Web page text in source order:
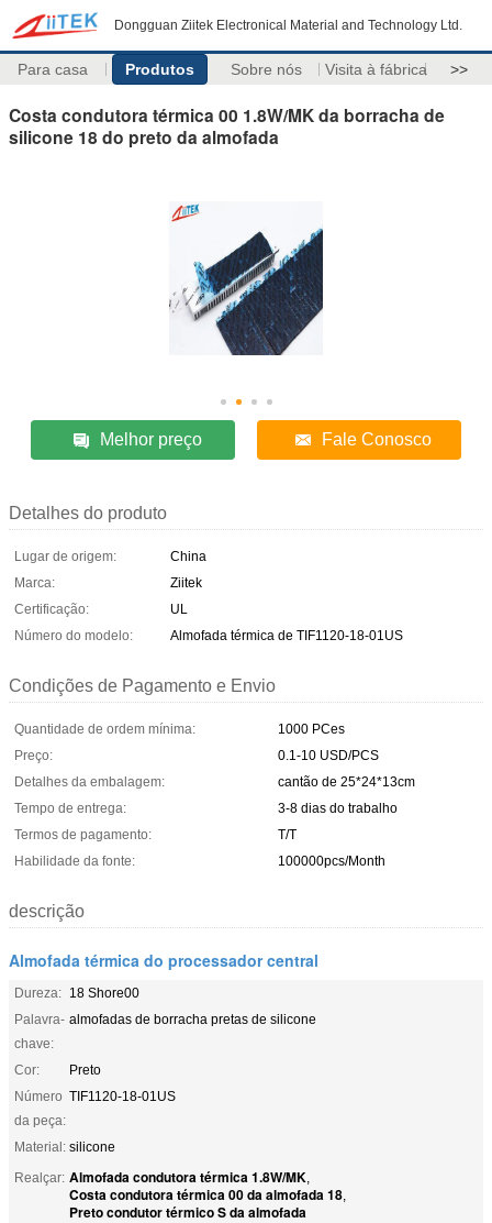
Dongguan Ziitek Electronical Material and Technology Ltd.
Para casa Produtos Sobre nós Visita à fábrica >>
Costa condutora térmica 00 1.8W/MK da borracha de
silicone 18 do preto da almofada
Melhor preço Fale Conosco
Detalhes do produto
Lugar de origem:
China
Marca:
Ziitek
Certificação:
UL
Número do modelo:
Almofada térmica de TIF1120-18-01US
Condições de Pagamento e Envio
Quantidade de ordem mínima:
1000 PCes
Preço:
0.1-10 USD/PCS
Detalhes da embalagem:
cantão de 25*24*13cm
Tempo de entrega:
3-8 dias do trabalho
Termos de pagamento:
T/T
Habilidade da fonte:
100000pcs/Month
descrição
Almofada térmica do processador central
Dureza: 18 Shore00
Palavra-
chave:
almofadas de borracha pretas de silicone
Cor:
Preto
Número
da peça:
TIF1120-18-01US
Material: silicone
Realçar: Almofada condutora térmica 1.8W/MK,
Costa condutora térmica 00 da almofada 18,
Preto condutor térmico S da almofada